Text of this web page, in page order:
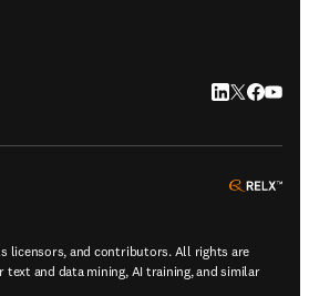
LinkedIn 새
Twitter 새
licensors, and contributors. All rights are
text and data mining, AI training, and similar